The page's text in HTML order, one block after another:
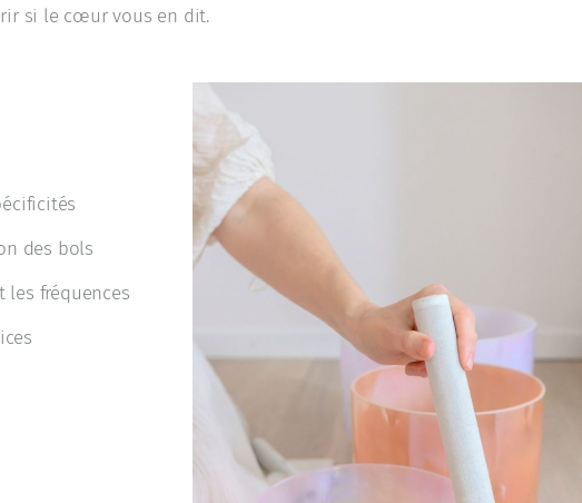
si le cœur vous en dit.
des bols
les fréquences